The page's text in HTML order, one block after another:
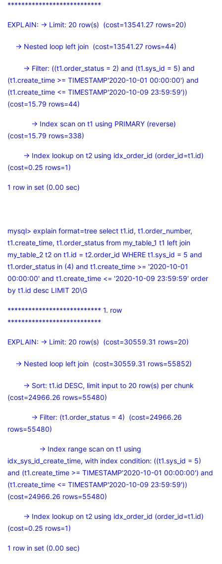
***************************
EXPLAIN: -> Limit: 20 row(s) (cost=13541.27 rows=20)
-> Nested loop left join (cost=13541.27 rows=44)
-> Filter: ((t1.order_status = 2) and (t1.sys_id = 5) and
(t1.create_time >= TIMESTAMP'2020-10-01 00:00:00') and
(t1.create_time <= TIMESTAMP'2020-10-09 23:59:59'))
(cost=15.79 rows=44)
-> Index scan on t1 using PRIMARY (reverse)
(cost=15.79 rows=338)
-> Index lookup on t2 using idx_order_id (order_id=t1.id)
(cost=0.25 rows=1)
1 row in set (0.00 sec)
mysql> explain format=tree select t1.id, t1.order_number,
t1.create_time, t1.order_status from my_table_1 t1 left join
my_table_2 t2 on t1.id = t2.order_id WHERE t1.sys_id = 5 and
t1.order_status in (4) and t1.create_time >= '2020-10-01
00:00:00' and t1.create_time <= '2020-10-09 23:59:59' order
by t1.id desc LIMIT 20\G
*************************** 1. row
***************************
EXPLAIN: -> Limit: 20 row(s) (cost=30559.31 rows=20)
-> Nested loop left join (cost=30559.31 rows=55852)
-> Sort: t1.id DESC, limit input to 20 row(s) per chunk
(cost=24966.26 rows=55480)
-> Filter: (t1.order_status = 4) (cost=24966.26
rows=55480)
-> Index range scan on t1 using
idx_sys_id_create_time, with index condition: ((t1.sys_id = 5)
and (t1.create_time >= TIMESTAMP'2020-10-01 00:00:00') and
(t1.create_time <= TIMESTAMP'2020-10-09 23:59:59'))
(cost=24966.26 rows=55480)
-> Index lookup on t2 using idx_order_id (order_id=t1.id)
(cost=0.25 rows=1)
1 row in set (0.00 sec)